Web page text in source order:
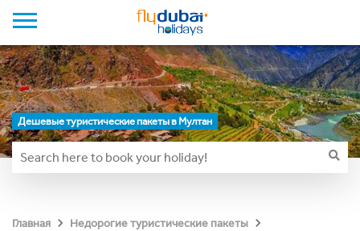
Дешевые туристические пакеты в Мултан
Главная
Недорогие туристические пакеты